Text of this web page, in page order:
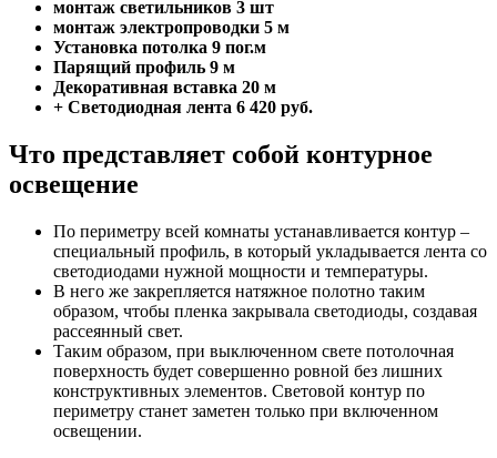
монтаж светильников 3 шт
монтаж электропроводки 5 м
Установка потолка 9 пог.м
Парящий профиль 9 м
Декоративная вставка 20 м
+ Светодиодная лента 6 420 руб.
Что представляет собой контурное
освещение
По периметру всей комнаты устанавливается контур –
специальный профиль, в который укладывается лента со
светодиодами нужной мощности и температуры.
В него же закрепляется натяжное полотно таким
образом, чтобы пленка закрывала светодиоды, создавая
рассеянный свет.
Таким образом, при выключенном свете потолочная
поверхность будет совершенно ровной без лишних
конструктивных элементов. Световой контур по
периметру станет заметен только при включенном
освещении.